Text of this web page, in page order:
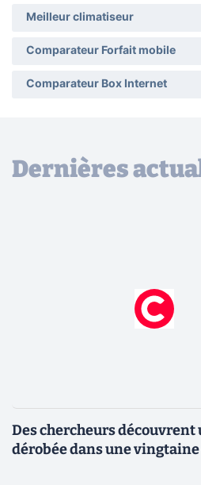
Meilleur climatiseur
Comparateur Forfait mobile
Comparateur Box Internet
Dernières
Des chercheurs découvrent
dérobée dans une